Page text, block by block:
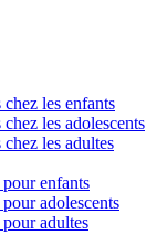
les enfants
les adolescents
les adultes
enfants
adolescents
adultes